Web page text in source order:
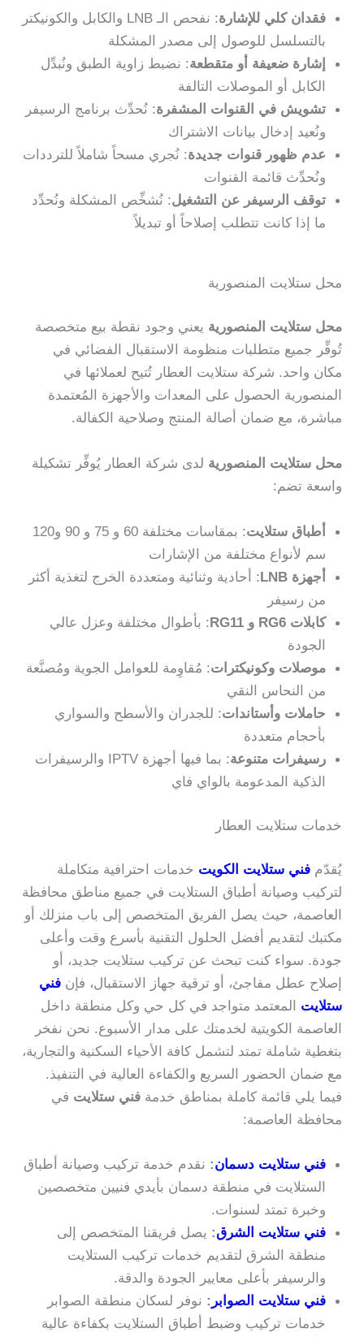
فقدان كلي للإشارة
: نفحص الـ LNB والكابل والكونيكتر
بالتسلسل للوصول إلى مصدر المشكلة
إشارة ضعيفة أو متقطعة: نضبط زاوية الطبق ونُبدِّل
الكابل أو الموصلات التالفة
تشويش في القنوات المشفرة: نُحدِّث برنامج الرسيفر
ونُعيد إدخال بيانات الاشتراك
عدم ظهور قنوات جديدة: نُجري مسحاً شاملاً للترددات
ونُحدِّث قائمة القنوات
توقف الرسيفر عن التشغيل: نُشخِّص المشكلة ونُحدِّد
ما إذا كانت تتطلب إصلاحاً أو تبديلاً
محل ستلايت المنصورية
محل ستلايت المنصورية يعني وجود نقطة بيع متخصصة
تُوفِّر جميع متطلبات منظومة الاستقبال الفضائي في
مكان واحد. شركة ستلايت العطار تُتيح لعملائها في
المنصورية الحصول على المعدات والأجهزة المُعتمدة
مباشرة، مع ضمان أصالة المنتج وصلاحية الكفالة.
محل ستلايت المنصورية لدى شركة العطار يُوفِّر تشكيلة
واسعة تضم:
أطباق ستلايت
: بمقاسات مختلفة 60 و 75 و 90 و120
سم لأنواع مختلفة من الإشارات
أجهزة LNB
: أحادية وثنائية ومتعددة الخرج لتغذية أكثر
من رسيفر
كابلات RG6 و RG11
: بأطوال مختلفة وعزل عالي
الجودة
موصلات وكونيكترات: مُقاوِمة للعوامل الجوية ومُصنَّعة
من النحاس النقي
حاملات وأستاندات: للجدران والأسطح والسواري
بأحجام متعددة
رسيفرات متنوعة
: بما فيها أجهزة IPTV والرسيفرات
الذكية المدعومة بالواي فاي
خدمات ستلايت العطار
يُقدّم فني ستلايت الكويت خدمات احترافية متكاملة
لتركيب وصيانة أطباق الستلايت في جميع مناطق محافظة
العاصمة، حيث يصل الفريق المتخصص إلى باب منزلك أو
مكتبك لتقديم أفضل الحلول التقنية بأسرع وقت وأعلى
جودة. سواء كنت تبحث عن تركيب ستلايت جديد، أو
إصلاح عطل مفاجئ، أو ترقية جهاز الاستقبال، فإن فني
ستلايت المعتمد متواجد في كل حي وكل منطقة داخل
العاصمة الكويتية لخدمتك على مدار الأسبوع. نحن نفخر
بتغطية شاملة تمتد لتشمل كافة الأحياء السكنية والتجارية،
مع ضمان الحضور السريع والكفاءة العالية في التنفيذ.
فيما يلي قائمة كاملة بمناطق خدمة فني ستلايت في
محافظة العاصمة:
فني ستلايت دسمان: نقدم خدمة تركيب وصيانة أطباق
الستلايت في منطقة دسمان بأيدي فنيين متخصصين
وخبرة تمتد لسنوات.
فني ستلايت الشرق: يصل فريقنا المتخصص إلى
منطقة الشرق لتقديم خدمات تركيب الستلايت
والرسيفر بأعلى معايير الجودة والدقة.
فني ستلايت الصوابر : نوفر لسكان منطقة الصوابر
خدمات تركيب وضبط أطباق الستلايت بكفاءة عالية